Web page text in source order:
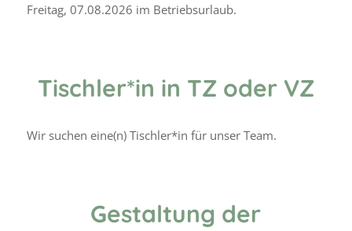
Freitag, 07.08.2026 im Betriebsurlaub.
Tischler*in in TZ oder VZ
Wir suchen eine(n) Tischler*in für unser Team.
Gestaltung der